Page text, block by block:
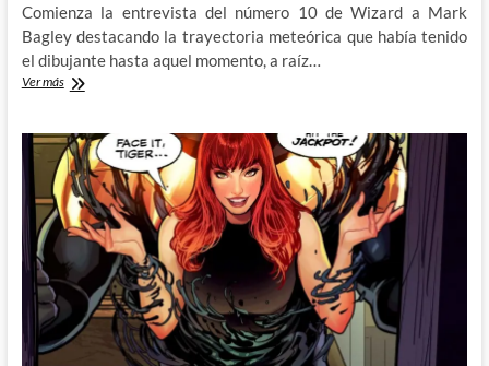
Comienza la entrevista del número 10 de Wizard a Mark
Bagley destacando la trayectoria meteórica que había tenido
el dibujante hasta aquel momento, a raíz…
Ver másMark
New
Warriors:
Wizard,
The
Guide
to
Comics
#10
(VI)